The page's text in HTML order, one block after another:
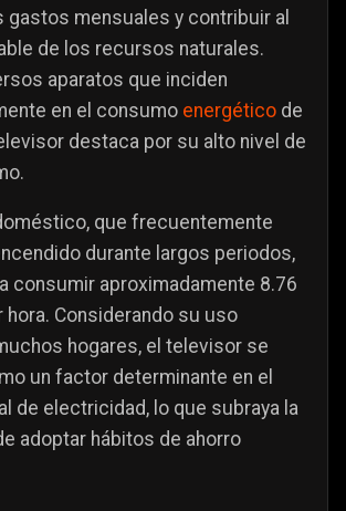
gastos mensuales y contribuir al
de los recursos naturales.
aparatos que inciden
en el consumo energético de
destaca por su alto nivel de
que frecuentemente
durante largos periodos,
consumir aproximadamente 8.76
hora. Considerando su uso
hogares, el televisor se
un factor determinante en el
de electricidad, lo que subraya la
adoptar hábitos de ahorro